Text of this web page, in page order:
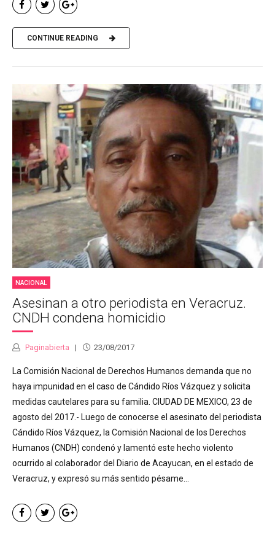
CONTINUE READING
NACIONAL
Asesinan a otro periodista en Veracruz.
CNDH condena homicidio
Paginabierta 23/08/2017
La Comisión Nacional de Derechos Humanos demanda que no
haya impunidad en el caso de Cándido Ríos Vázquez y solicita
medidas cautelares para su familia. CIUDAD DE MEXICO, 23 de
agosto del 2017.- Luego de conocerse el asesinato del periodista
Cándido Ríos Vázquez, la Comisión Nacional de los Derechos
Humanos (CNDH) condenó y lamentó este hecho violento
ocurrido al colaborador del Diario de Acayucan, en el estado de
Veracruz, y expresó su más sentido pésame...